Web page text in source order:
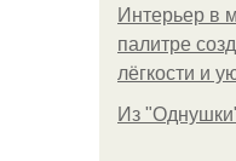
Интерьер в
палитре
лёгкости и
Из